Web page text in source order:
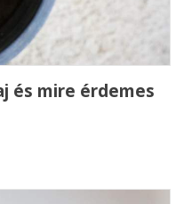
és mire érdemes